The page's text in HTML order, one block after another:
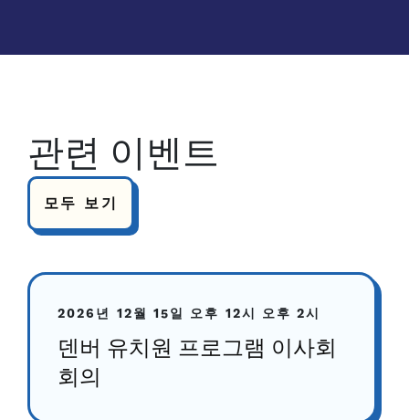
관련 이벤트
모두 보기
2026년 12월 15일 오후 12시 오후 2시
덴버 유치원 프로그램 이사회
회의